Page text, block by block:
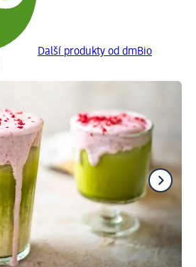
Další produkty od dmBio